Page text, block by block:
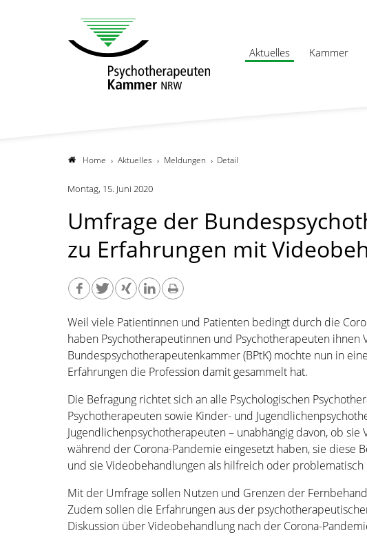
Aktuelles Kammer
Home Aktuelles Meldungen Detail
Montag, 15. Juni 2020
Umfrage der
zu Erfahrungen mit
Weil viele Patientinnen und Patienten bedingt durch die
haben Psychotherapeutinnen und Psychotherapeuten ihnen
Bundespsychotherapeutenkammer (BPtK) möchte nun in
Erfahrungen die Profession damit gesammelt hat.
Die Befragung richtet sich an alle Psychologischen
Psychotherapeuten sowie Kinder- und
Jugendlichenpsychotherapeuten – unabhängig davon, ob
während der Corona-Pandemie eingesetzt haben, sie diese
und sie Videobehandlungen als hilfreich oder
Mit der Umfrage sollen Nutzen und Grenzen der
Zudem sollen die Erfahrungen aus der
Diskussion über Videobehandlung nach der Corona-